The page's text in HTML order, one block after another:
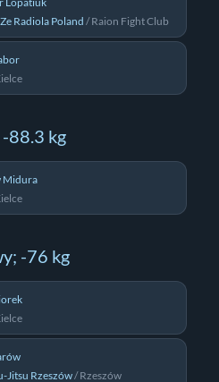
Radiola Poland /Raion Fight Club
88.3 kg
Midura
-76 kg
Jitsu Rzeszów/Rzeszów